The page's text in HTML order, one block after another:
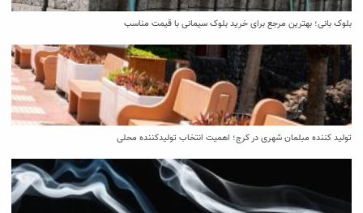
بلوک بانی؛ بهترین مرجع برای خرید بلوک سیمانی با قیمت مناسب
تولید کننده مبلمان شهری در کرج؛ اهمیت انتخاب تولیدکننده محلی